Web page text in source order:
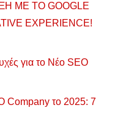
ΜΕ ΤΟ GOOGLE
EXPERIENCE!
για το Νέο SEO
Company το 2025: 7